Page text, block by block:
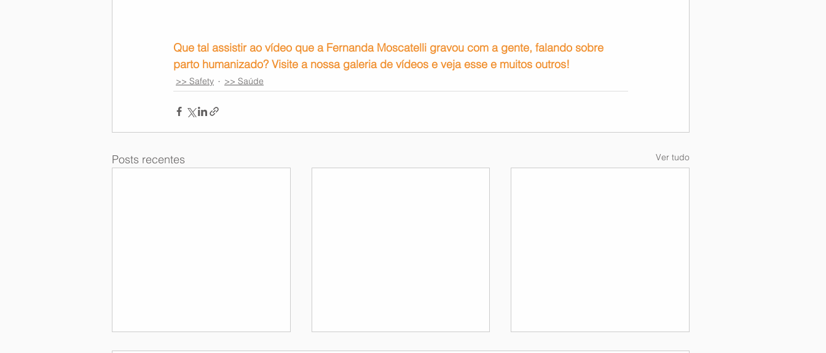
Que tal assistir ao vídeo que a Fernanda Moscatelli gravou com a gente, falando sobre
parto humanizado? Visite a nossa galeria de vídeos e veja esse e muitos outros!
>> Safety >> Saúde
Posts recentes Ver tudo